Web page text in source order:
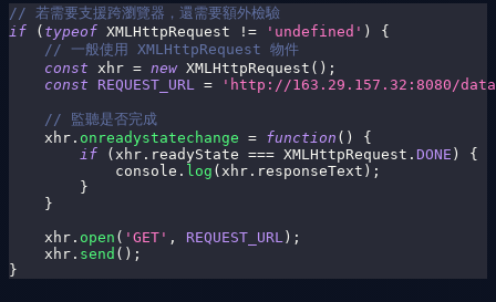
// 若需要支援跨瀏覽器，還需要額外檢驗
if
( typeof XMLHttpRequest != 'undefined' )
{
// 一般使用 XMLHttpRequest 物件
const xhr = new XMLHttpRequest ( ) ;
const
REQUEST_URL = 'http://163.29.157.32:8080/
// 監聽是否完成
    xhr
. onreadystatechange = function ( )
{
if
( xhr . readyState === XMLHttpRequest . DONE )
{
console . log ( xhr . responseText ) ;
}
}
    xhr
. open ( 'GET' , REQUEST_URL ) ;
    xhr
. send ( ) ;
}